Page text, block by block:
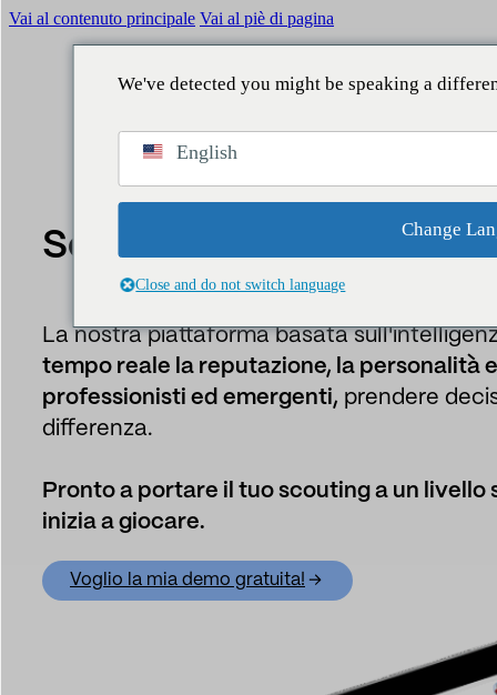
Vai al contenuto principale Vai al piè di pagina
Scopri la rivoluzione nel
La nostra piattaforma basata
tempo reale la reputazione, la personalità
professionisti ed emergenti, prendere
differenza.
Pronto a portare il tuo scouting a un
inizia a giocare.
Voglio la mia demo gratuita!
We've detected you might be speaking a
English
Change
Close and do not switch language